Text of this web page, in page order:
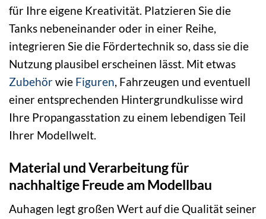
für Ihre eigene Kreativität. Platzieren Sie die
Tanks nebeneinander oder in einer Reihe,
integrieren Sie die Fördertechnik so, dass sie die
Nutzung plausibel erscheinen lässt. Mit etwas
Zubehörwie Figuren, Fahrzeugen und eventuell
einer entsprechenden Hintergrundkulisse wird
Ihre Propangasstation zu einem lebendigen Teil
Ihrer Modellwelt.
Material und Verarbeitung für
nachhaltige Freude am Modellbau
Auhagen legt großen Wert auf die Qualität seiner